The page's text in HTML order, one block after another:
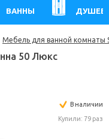
ВАННЫ
Мебель для ванной комнаты
50 Люкс